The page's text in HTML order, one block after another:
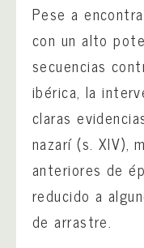
Pese a
con un alto
secuencias
ibérica, la
claras
nazarí (s. XIV),
anteriores de
reducido a
de arrastre.